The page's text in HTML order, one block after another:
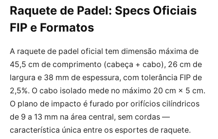
Raquete de Padel: Specs Oficiais
FIP e Formatos
A raquete de padel oficial tem dimensão máxima de
45,5 cm de comprimento (cabeça + cabo), 26 cm de
largura e 38 mm de espessura, com tolerância FIP de
2,5%. O cabo isolado mede no máximo 20 cm × 5 cm.
O plano de impacto é furado por orifícios cilíndricos
de 9 a 13 mm na área central, sem cordas —
característica única entre os esportes de raquete.